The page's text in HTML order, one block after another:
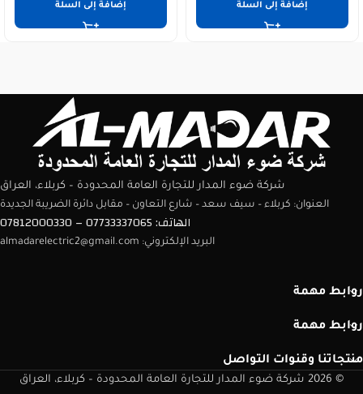
إضافة إلى السلة إضافة إلى السلة
شركة ضوء المدار للتجارة العامة المحدودة – كربلاء، العراق
العنوان: كربلاء – سيف سعد – شارع التعاون – مقابل دائرة الضريبة الجديدة
الهاتف: 07733337065 – 07812000330
البريد الإلكتروني: almadarelectric2@gmail.com
روابط مهمة
روابط مهمة
منتجاتنا وقنوات التواصل
© 2026 شركة ضوء المدار للتجارة العامة المحدودة – كربلاء، العراق